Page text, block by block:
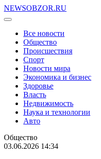
NEWSOBZOR.RU
Все новости
Общество
Происшествия
Спорт
Новости мира
Экономика и бизнес
Здоровье
Власть
Недвижимость
Наука и технологии
Авто
Общество
03.06.2026 14:34